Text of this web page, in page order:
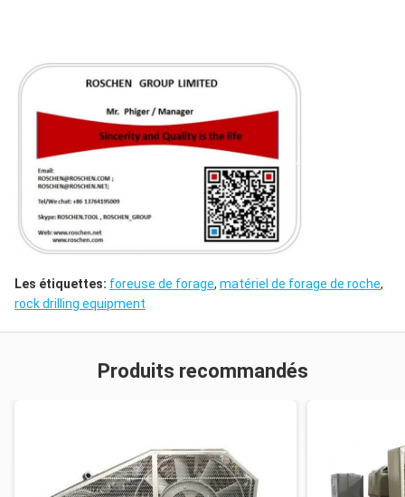
Les étiquettes: foreuse de forage, matériel de forage de roche,
rock drilling equipment
Produits recommandés